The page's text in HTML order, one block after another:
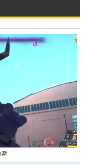
期